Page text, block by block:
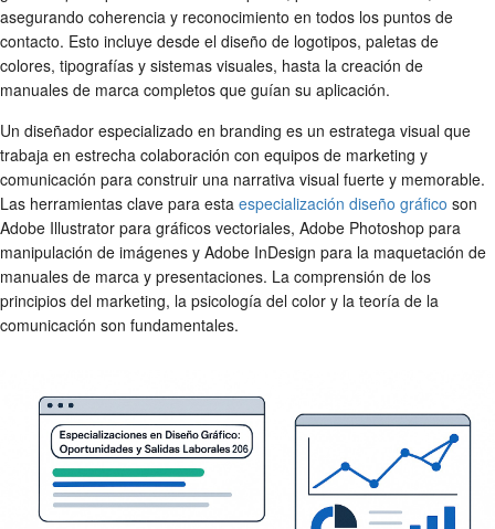
asegurando coherencia y reconocimiento en todos los puntos de
contacto. Esto incluye desde el diseño de logotipos, paletas de
colores, tipografías y sistemas visuales, hasta la creación de
manuales de marca completos que guían su aplicación.
Un diseñador especializado en branding es un estratega visual que
trabaja en estrecha colaboración con equipos de marketing y
comunicación para construir una narrativa visual fuerte y memorable.
Las herramientas clave para esta especialización diseño gráfico son
Adobe Illustrator para gráficos vectoriales, Adobe Photoshop para
manipulación de imágenes y Adobe InDesign para la maquetación de
manuales de marca y presentaciones. La comprensión de los
principios del marketing, la psicología del color y la teoría de la
comunicación son fundamentales.